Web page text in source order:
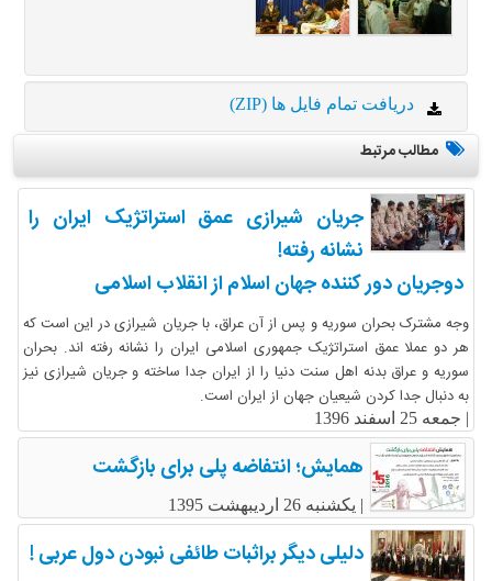
دریافت تمام فایل ها (ZIP)
مطالب مرتبط
جریان شیرازی عمق استراتژیک ایران را
نشانه رفته!
دوجریان دور کننده جهان اسلام از انقلاب اسلامی
وجه مشترک بحران سوریه و پس از آن عراق، با جریان شیرازی در این است که
هر دو عملا عمق استراتژیک جمهوری اسلامی ایران را نشانه رفته اند. بحران
سوریه و عراق بدنه اهل سنت دنیا را از ایران جدا ساخته و جریان شیرازی نیز
به دنبال جدا کردن شیعیان جهان از ایران است.
جمعه 25 اسفند 1396
همایش؛ انتفاضه پلی برای بازگشت
یکشنبه 26 اردیبهشت 1395
دلیلی دیگر براثبات طائفی نبودن دول عربی !